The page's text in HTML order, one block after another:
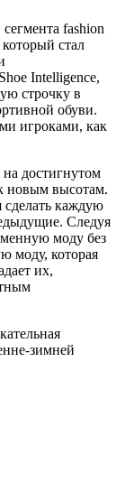
fashion
стал
Intelligence,
строчку в
обуви.
игроками, как
на достигнутом
новым высотам.
сделать каждую
Следуя
моду без
моду, которая
их,
зимней